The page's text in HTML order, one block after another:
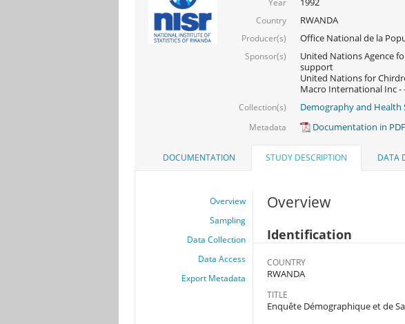
Country RWANDA
Producer(s) Office National de la
Sponsor(s)
United Nations Agence
support
United Nations for
Macro International Inc -
Collection(s) Demography and Health
Metadata Documentation in PDF
DOCUMENTATION STUDY DESCRIPTION DATA
Overview
Sampling
Data Collection
Data Access
Export Metadata
Overview
Identification
COUNTRY
RWANDA
TITLE
Enquête Démographique et de